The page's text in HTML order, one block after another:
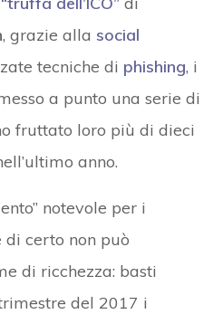
, grazie alla social
tecniche di phishing, i
a punto una serie di
fruttato loro più di dieci
anno.
notevole per i
certo non può
di ricchezza: basti
del 2017 i